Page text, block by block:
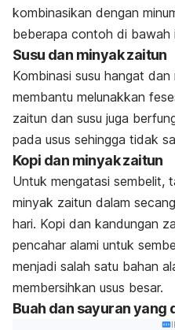
kombinasikan dengan
beberapa contoh di bawah
Susu dan minyak zaitun
Kombinasi susu hangat
membantu melunakkan
zaitun dan susu juga
pada usus sehingga tidak
Kopi dan minyak zaitun
Untuk mengatasi sembelit,
minyak zaitun dalam
hari. Kopi dan kandungan
pencahar alami untuk
menjadi salah satu bahan
membersihkan usus besar.
Buah dan sayuran yang